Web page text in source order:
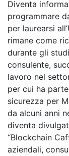
Diventa
programmare
per laurearsi
rimane come
durante gli
consulente,
lavoro nel
per cui ha
sicurezza per
da alcuni anni
diventa
“Blockchain
aziendali,